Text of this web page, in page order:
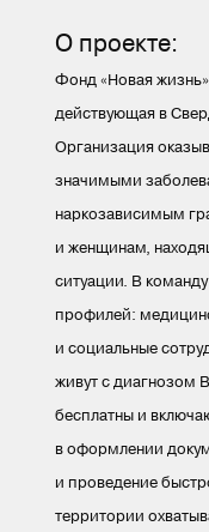
О проекте:
Фонд «Новая
действующая в
Организация
значимыми
наркозависимым
и женщинам,
ситуации. В
профилей:
и социальные
живут с диагнозом
бесплатны и
в оформлении
и проведение
территории